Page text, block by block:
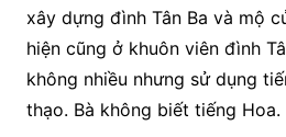
xây dựng đình Tân Ba và mộ
hiện cũng ở khuôn viên đình
không nhiều nhưng sử dụng
thạo. Bà không biết tiếng Hoa.